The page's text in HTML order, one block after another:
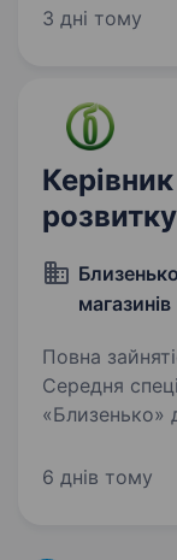
сильного
3 дні тому
магазинів
Повна
Середня спеціальна
«Близенько»
продуктами
6 днів тому